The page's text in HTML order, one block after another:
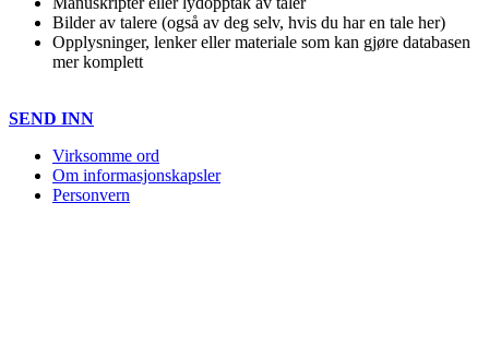
Bilder av talere (også av deg selv, hvis du har en tale her)
Opplysninger, lenker eller materiale som kan gjøre databasen
mer komplett
SEND INN
Virksomme ord
Om informasjonskapsler
Personvern